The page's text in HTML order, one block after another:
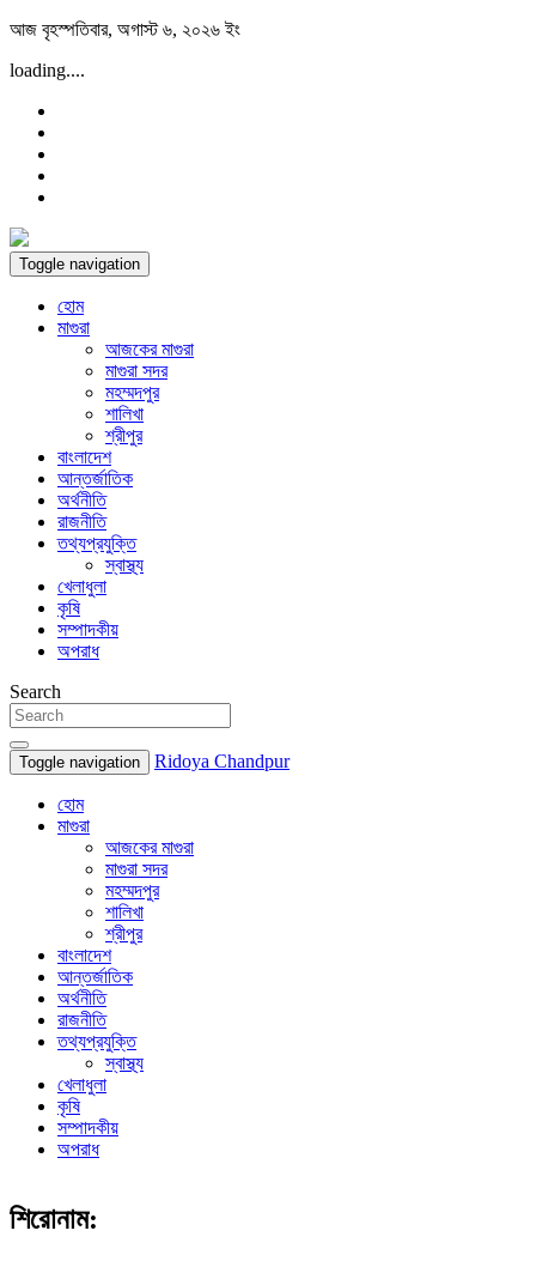
Skip
content
আজ বৃহস্পতিবার, অগাস্ট ৬, ২০২৬ ইং
loading....
Toggle navigation
হোম
মাগুরা
আজকের মাগুরা
মাগুরা সদর
মহম্মদপুর
শালিখা
শ্রীপুর
বাংলাদেশ
আন্তর্জাতিক
অর্থনীতি
রাজনীতি
তথ্যপ্রযুক্তি
স্বাস্থ্য
খেলাধুলা
কৃষি
সম্পাদকীয়
অপরাধ
Search
Toggle navigation Ridoya Chandpur
হোম
মাগুরা
আজকের মাগুরা
মাগুরা সদর
মহম্মদপুর
শালিখা
শ্রীপুর
বাংলাদেশ
আন্তর্জাতিক
অর্থনীতি
রাজনীতি
তথ্যপ্রযুক্তি
স্বাস্থ্য
খেলাধুলা
কৃষি
সম্পাদকীয়
অপরাধ
শিরোনাম: